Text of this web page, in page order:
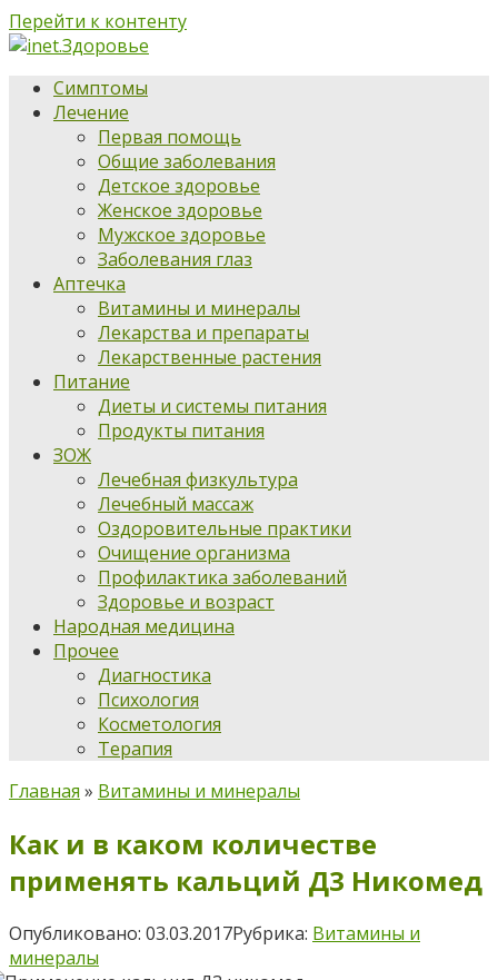
Перейти к контенту
Симптомы
Лечение
Первая помощь
Общие заболевания
Детское здоровье
Женское здоровье
Мужское здоровье
Заболевания глаз
Аптечка
Витамины и минералы
Лекарства и препараты
Лекарственные растения
Питание
Диеты и системы питания
Продукты питания
ЗОЖ
Лечебная физкультура
Лечебный массаж
Оздоровительные практики
Очищение организма
Профилактика заболеваний
Здоровье и возраст
Народная медицина
Прочее
Диагностика
Психология
Косметология
Терапия
Главная » Витамины и минералы
Как и в каком количестве
применять кальций Д3 Никомед
Опубликовано: 03.03.2017Рубрика: Витамины и
минералы